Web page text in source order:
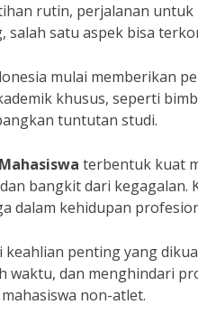
rutin, perjalanan
salah satu aspek bisa
mulai memberikan
khusus, seperti
tuntutan studi.
terbentuk kuat
bangkit dari
dalam kehidupan
keahlian penting yang
waktu, dan menghindari
non-atlet.